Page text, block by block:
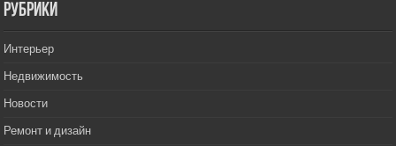
РУбрики
Интерьер
Недвижимость
Новости
Ремонт и дизайн